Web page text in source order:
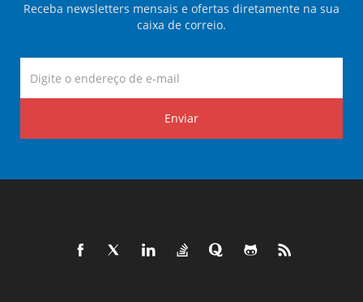
Receba newsletters mensais e ofertas diretamente na sua
caixa de correio.
Enviar